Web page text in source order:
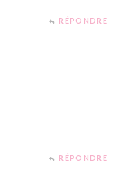
RÉPONDRE
RÉPONDRE